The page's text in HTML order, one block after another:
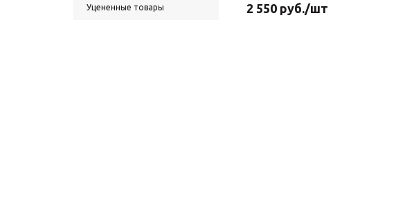
Уцененные товары 2 550 руб./шт